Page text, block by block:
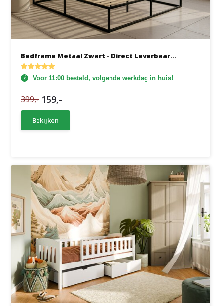
Bedframe Metaal Zwart - Direct Leverbaar...
Voor 11:00 besteld, volgende werkdag in huis!
399,- 159,-
Bekijken